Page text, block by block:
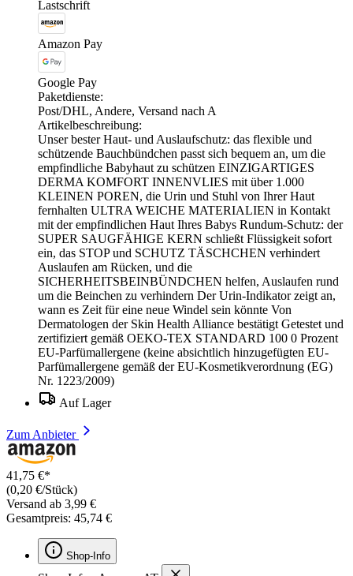
Lastschrift
Amazon Pay
Google Pay
Paketdienste:
Post/DHL, Andere, Versand nach A
Artikelbeschreibung:
Unser bester Haut- und Auslaufschutz: das flexible und
schützende Bauchbündchen passt sich bequem an, um die
empfindliche Babyhaut zu schützen EINZIGARTIGES
DERMA KOMFORT INNENVLIES mit über 1.000
KLEINEN POREN, die Urin und Stuhl von Ihrer Haut
fernhalten ULTRA WEICHE MATERIALIEN in Kontakt
mit der empfindlichen Haut Ihres Babys Rundum-Schutz: der
SUPER SAUGFÄHIGE KERN schließt Flüssigkeit sofort
ein, das STOP und SCHUTZ TÄSCHCHEN verhindert
Auslaufen am Rücken, und die
SICHERHEITSBEINBÜNDCHEN helfen, Auslaufen rund
um die Beinchen zu verhindern Der Urin-Indikator zeigt an,
wann es Zeit für eine neue Windel sein könnte Von
Dermatologen der Skin Health Alliance bestätigt Getestet und
zertifiziert gemäß OEKO-TEX STANDARD 100 0 Prozent
EU-Parfümallergene (keine absichtlich hinzugefügten EU-
Parfümallergene gemäß der EU-Kosmetikverordnung (EG)
Nr. 1223/2009)
Auf Lager
Zum Anbieter
41,75 €*
(0,20 €/Stück)
Versand ab 3,99 €
Gesamtpreis: 45,74 €
Shop-Info